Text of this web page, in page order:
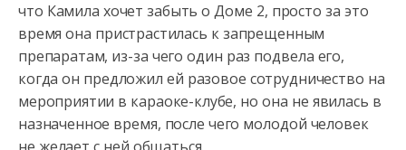
что Камила хочет забыть о Доме 2, просто за это
время она пристрастилась к запрещенным
препаратам, из-за чего один раз подвела его,
когда он предложил ей разовое сотрудничество на
мероприятии в караоке-клубе, но она не явилась в
назначенное время, после чего молодой человек